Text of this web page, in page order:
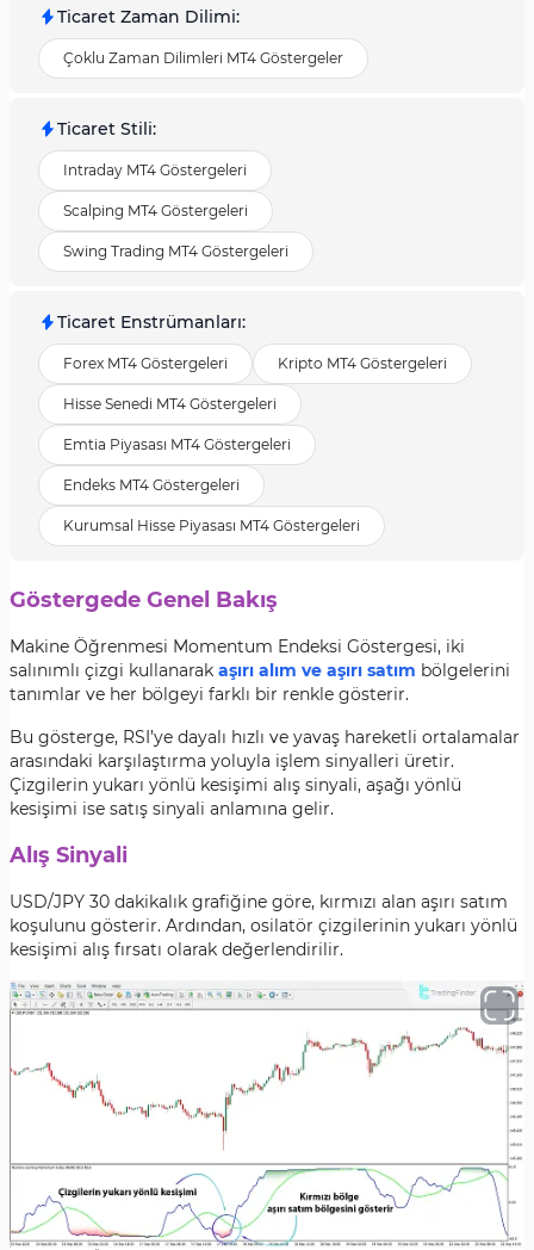
Ticaret Zaman Dilimi:
Çoklu Zaman Dilimleri MT4 Göstergeler
Ticaret Stili:
Intraday MT4 Göstergeleri
Scalping MT4 Göstergeleri
Swing Trading MT4 Göstergeleri
Ticaret Enstrümanları:
Forex MT4 Göstergeleri Kripto MT4 Göstergeleri
Hisse Senedi MT4 Göstergeleri
Emtia Piyasası MT4 Göstergeleri
Endeks MT4 Göstergeleri
Kurumsal Hisse Piyasası MT4 Göstergeleri
Göstergede Genel Bakış
Makine Öğrenmesi Momentum Endeksi Göstergesi, iki
salınımlı çizgi kullanarak aşırı alım ve aşırı satım bölgelerini
tanımlar ve her bölgeyi farklı bir renkle gösterir.
Bu gösterge, RSI’ye dayalı hızlı ve yavaş hareketli ortalamalar
arasındaki karşılaştırma yoluyla işlem sinyalleri üretir.
Çizgilerin yukarı yönlü kesişimi alış sinyali, aşağı yönlü
kesişimi ise satış sinyali anlamına gelir.
Alış Sinyali
USD/JPY 30 dakikalık grafiğine göre, kırmızı alan aşırı satım
koşulunu gösterir. Ardından, osilatör çizgilerinin yukarı yönlü
kesişimi alış fırsatı olarak değerlendirilir.